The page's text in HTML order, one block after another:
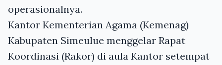
operasionalnya.
Kantor Kementerian Agama (Kemenag)
Kabupaten Simeulue menggelar Rapat
Koordinasi (Rakor) di aula Kantor setempat